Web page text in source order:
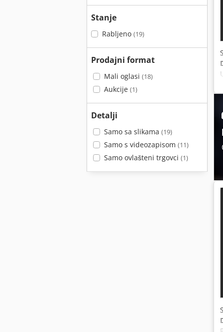
Stanje
Rabljeno (19)
Prodajni format
Mali oglasi (18)
Aukcije (1)
Detalji
Samo sa slikama (19)
Samo s videozapisom (11)
Samo ovlašteni trgovci (1)